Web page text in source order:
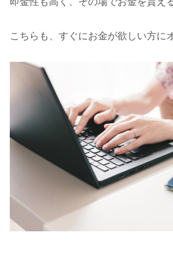
こちらも、すぐにお金が欲しい方に